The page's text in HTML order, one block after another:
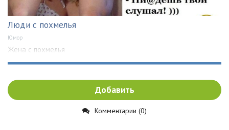
Люди с похмелья
Юмор
Жена с похмелья
Добавить
Комментарии (0)